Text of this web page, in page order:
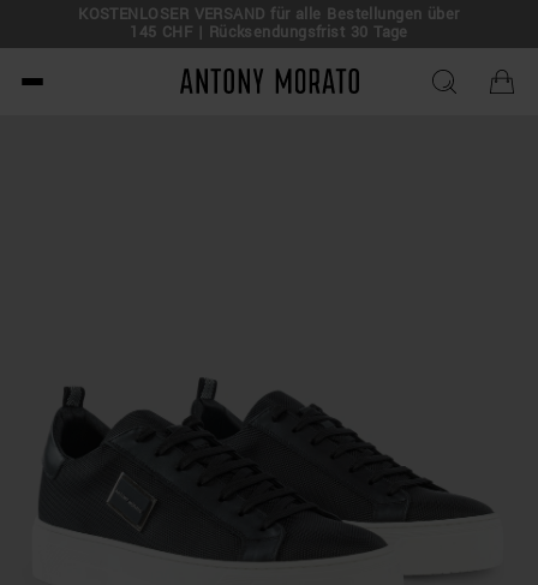
KOSTENLOSER VERSAND für alle Bestellungen über
145 CHF | Rücksendungsfrist 30 Tage
Antony Morato - Official